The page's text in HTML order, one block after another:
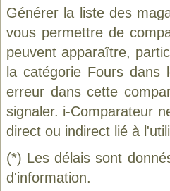
Générer la liste des
vous permettre de
peuvent apparaître,
la catégorie Foursdans
erreur dans cette
signaler. i-Comparateur
direct ou indirect lié à
(*) Les délais sont
d'information.